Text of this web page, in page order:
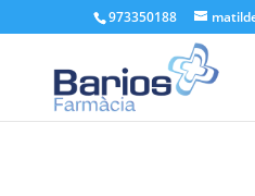
973350188